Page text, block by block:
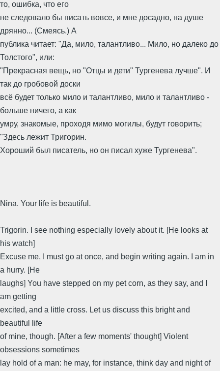
то, ошибка, что его
не следовало бы писать вовсе, и мне досадно, на душе
дрянно... (Смеясь.) А
публика читает: "Да, мило, талантливо... Мило, но далеко до
Толстого", или:
"Прекрасная вещь, но "Отцы и дети" Тургенева лучше". И
так до гробовой доски
всё будет только мило и талантливо, мило и талантливо -
больше ничего, а как
умру, знакомые, проходя мимо могилы, будут говорить;
"Здесь лежит Тригорин.
Хороший был писатель, но он писал хуже Тургенева".
Nina. Your life is beautiful.
Trigorin. I see nothing especially lovely about it. [He looks at
his watch]
Excuse me, I must go at once, and begin writing again. I am in
a hurry. [He
laughs] You have stepped on my pet corn, as they say, and I
am getting
excited, and a little cross. Let us discuss this bright and
beautiful life
of mine, though. [After a few moments' thought] Violent
obsessions sometimes
lay hold of a man: he may, for instance, think day and night of